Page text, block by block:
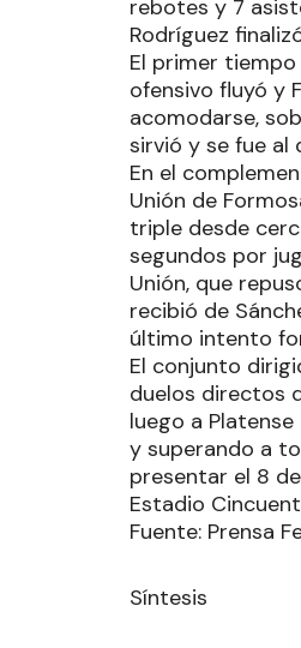
rebotes y 7
Rodríguez
El primer
ofensivo fluyó y
acomodarse,
sirvió y se fue al
En el
Unión de
triple desde
segundos por
Unión, que
recibió de
último intento
El conjunto
duelos directos
luego a
y superando a
presentar el 8
Estadio
Fuente: Prensa
Síntesis